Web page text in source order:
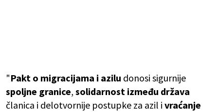
"Pakt o migracijama i azilu donosi sigurnije
spoljne granice, solidarnost između država
članica i delotvornije postupke za azil i vraćanje